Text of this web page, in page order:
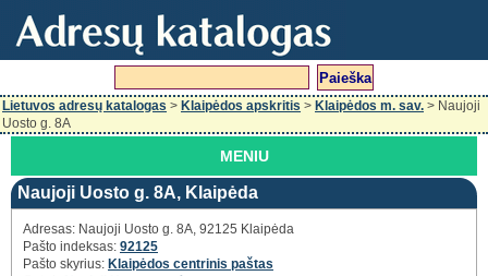
Lietuvos adresų katalogas > Klaipėdos apskritis > Klaipėdos m. sav. > Naujoji
Uosto g. 8A
MENIU
Naujoji Uosto g. 8A, Klaipėda
Adresas: Naujoji Uosto g. 8A, 92125 Klaipėda
Pašto indeksas: 92125
Pašto skyrius: Klaipėdos centrinis paštas